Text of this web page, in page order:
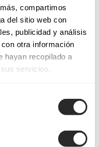
compartimos
del sitio web con
publicidad y análisis
otra información
hayan recopilado a
servicios.